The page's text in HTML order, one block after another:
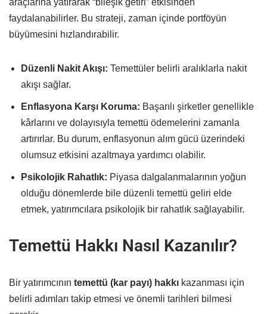
faydalanabilirler. Bu strateji, zaman içinde portföyün
büyümesini hızlandırabilir.
Düzenli Nakit Akışı: Temettüler belirli aralıklarla nakit
akışı sağlar.
Enflasyona Karşı Koruma: Başarılı şirketler genellikle
kârlarını ve dolayısıyla temettü ödemelerini zamanla
artırırlar. Bu durum, enflasyonun alım gücü üzerindeki
olumsuz etkisini azaltmaya yardımcı olabilir.
Psikolojik Rahatlık: Piyasa dalgalanmalarının yoğun
olduğu dönemlerde bile düzenli temettü geliri elde
etmek, yatırımcılara psikolojik bir rahatlık sağlayabilir.
Temettü Hakkı Nasıl Kazanılır?
Bir yatırımcının temettü (kar payı) hakkı kazanması için
belirli adımları takip etmesi ve önemli tarihleri bilmesi